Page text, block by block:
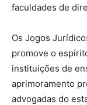
faculdades de
Os Jogos
promove o
instituições de
aprimoramento
advogadas do